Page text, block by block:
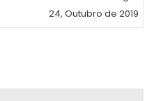
24, Outubro de 2019